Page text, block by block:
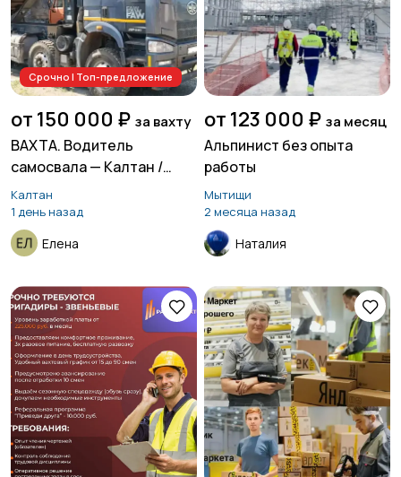
Срочно | Топ-предложение
от 150 000 ₽ за вахту
ВАХТА. Водитель
самосвала — Калтан /
Кузбасс
Калтан
1 день назад
Елена
от 123 000 ₽ за месяц
Альпинист без опыта
работы
Мытищи
2 месяца назад
Наталия